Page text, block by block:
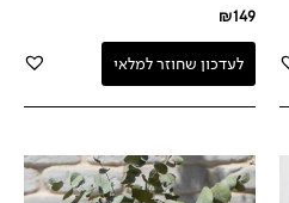
₪149
לעדכון שחוזר למלאי